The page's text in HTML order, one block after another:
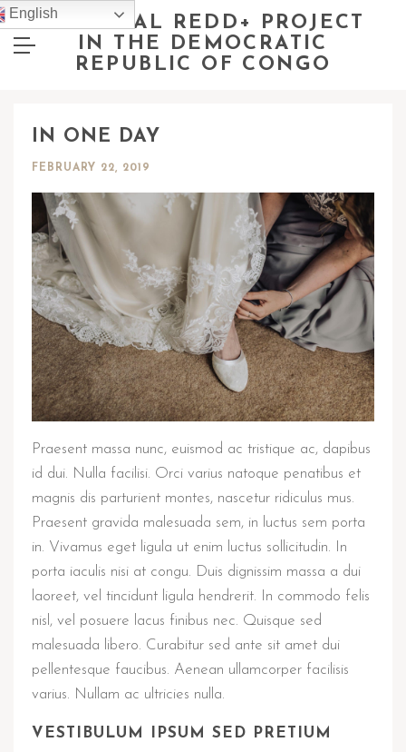
NATIONAL REDD+ PROJECT
IN THE DEMOCRATIC
REPUBLIC OF CONGO
IN ONE DAY
FEBRUARY 22, 2019
Praesent massa nunc, euismod ac tristique ac, dapibus
id dui. Nulla facilisi. Orci varius natoque penatibus et
magnis dis parturient montes, nascetur ridiculus mus.
Praesent gravida malesuada sem, in luctus sem porta
in. Vivamus eget ligula ut enim luctus sollicitudin. In
porta iaculis nisi at congu. Duis dignissim massa a dui
laoreet, vel tincidunt ligula hendrerit. In commodo felis
nisl, vel posuere lacus finibus nec. Quisque sed
malesuada libero. Curabitur sed ante sit amet dui
pellentesque faucibus. Aenean ullamcorper facilisis
varius. Nullam ac ultricies nulla.
VESTIBULUM IPSUM SED PRETIUM
English